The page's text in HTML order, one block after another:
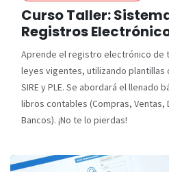
Curso Taller:
Registros
Aprende el registro electrónico de
leyes vigentes, utilizando plantillas
SIRE y PLE. Se abordará el llenado
libros contables (Compras, Ventas,
Bancos). ¡No te lo pierdas!